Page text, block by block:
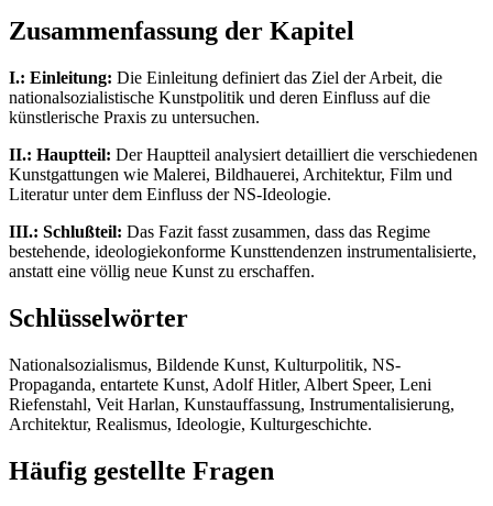
Zusammenfassung der Kapitel
I.: Einleitung: Die Einleitung definiert das Ziel der Arbeit, die
nationalsozialistische Kunstpolitik und deren Einfluss auf die
künstlerische Praxis zu untersuchen.
II.: Hauptteil: Der Hauptteil analysiert detailliert die verschiedenen
Kunstgattungen wie Malerei, Bildhauerei, Architektur, Film und
Literatur unter dem Einfluss der NS-Ideologie.
III.: Schlußteil: Das Fazit fasst zusammen, dass das Regime
bestehende, ideologiekonforme Kunsttendenzen instrumentalisierte,
anstatt eine völlig neue Kunst zu erschaffen.
Schlüsselwörter
Nationalsozialismus, Bildende Kunst, Kulturpolitik, NS-
Propaganda, entartete Kunst, Adolf Hitler, Albert Speer, Leni
Riefenstahl, Veit Harlan, Kunstauffassung, Instrumentalisierung,
Architektur, Realismus, Ideologie, Kulturgeschichte.
Häufig gestellte Fragen